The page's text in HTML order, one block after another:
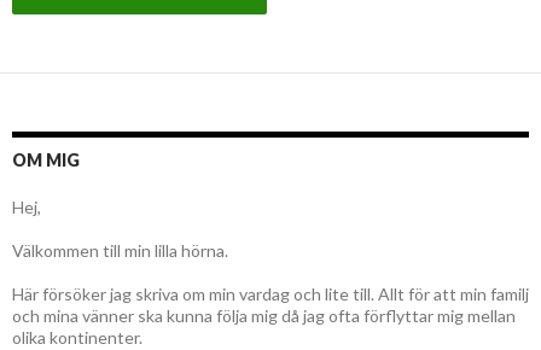
OM MIG
Hej,
Välkommen till min lilla hörna.
Här försöker jag skriva om min vardag och lite till. Allt för att min familj
och mina vänner ska kunna följa mig då jag ofta förflyttar mig mellan
olika kontinenter.